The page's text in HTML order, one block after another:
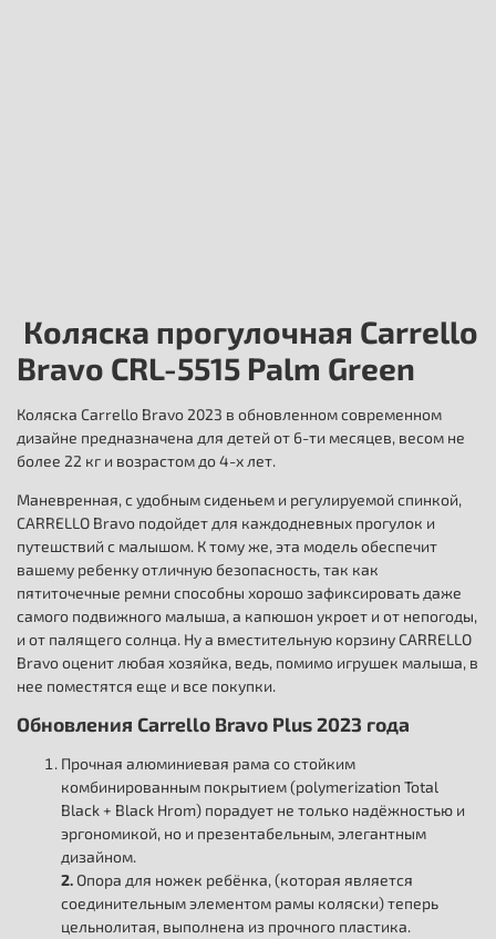
Коляска прогулочная Carrello
Bravo CRL-5515 Palm Green
Коляска Carrello Bravo 2023 в обновленном современном
дизайне предназначена для детей от 6-ти месяцев, весом не
более 22 кг и возрастом до 4-х лет.
Маневренная, с удобным сиденьем и регулируемой спинкой,
CARRELLO Bravo подойдет для каждодневных прогулок и
путешствий с малышом. К тому же, эта модель обеспечит
вашему ребенку отличную безопасность, так как
пятиточечные ремни способны хорошо зафиксировать даже
самого подвижного малыша, а капюшон укроет и от непогоды,
и от палящего солнца. Ну а вместительную корзину CARRELLO
Bravo оценит любая хозяйка, ведь, помимо игрушек малыша, в
нее поместятся еще и все покупки.
Обновления Carrello Bravo Plus 2023 года
Прочная алюминиевая рама со стойким
комбинированным покрытием (polymerization Total
Black + Black Hrom) порадует не только надёжностью и
эргономикой, но и презентабельным, элегантным
дизайном.
2. Опора для ножек ребёнка, (которая является
соединительным элементом рамы коляски) теперь
цельнолитая, выполнена из прочного пластика.